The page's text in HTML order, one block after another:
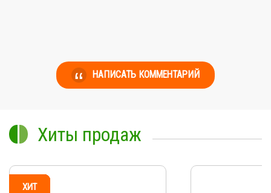
НАПИСАТЬ КОММЕНТАРИЙ
Хиты продаж
ХИТ
ХИТ
ХИТ
ХИТ
ХИТ
ХИТ
ХИТ
ХИТ
ХИТ
ХИТ